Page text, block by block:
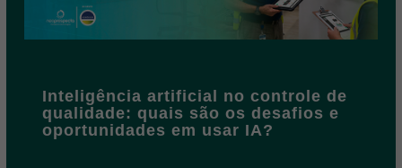
Inteligência artificial no controle de
qualidade: quais são os desafios e
oportunidades em usar IA?